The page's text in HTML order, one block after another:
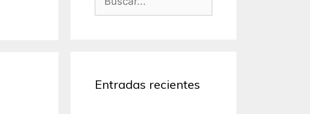
Entradas recientes